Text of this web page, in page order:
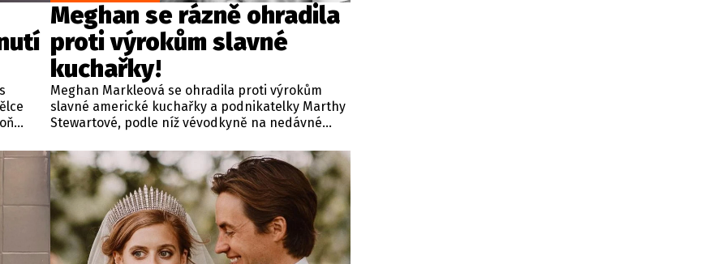
Meghan se rázně ohradila
proti výrokům slavné
kuchařky!
Meghan Markleová se ohradila proti výrokům
slavné americké kuchařky a podnikatelky Marthy
Stewartové, podle níž vévodkyně na nedávné
červencové setkání s britským králem Karlem III.
Zmíněná schůzka v sídle Highgrove House přitom
proběhla ve Velké Británii za přísně tajných
podmínek a pod zámkem utajení.